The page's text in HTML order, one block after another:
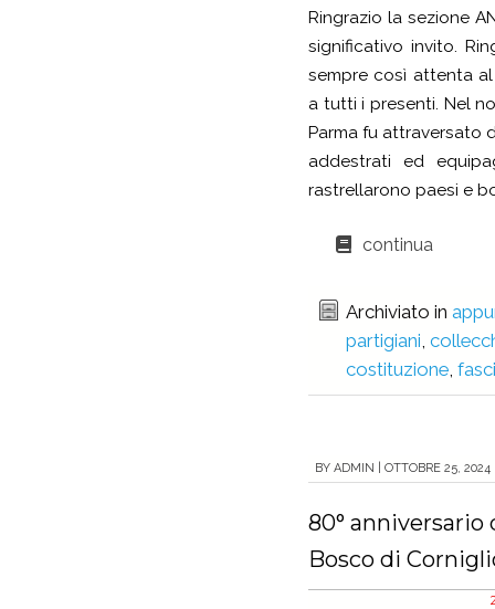
Ringrazio la sezione
significativo invito.
sempre così attenta
a tutti i presenti. Nel
Parma fu attraversato
addestrati ed
rastrellarono paesi e
continua
Archiviato in
partigiani
costituzione,
BY ADMIN OTTOBRE 25, 2024
80° anniversario
Bosco di